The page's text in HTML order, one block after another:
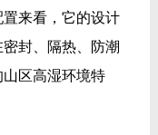
来看，它的设计
封、隔热、防潮
区高湿环境特